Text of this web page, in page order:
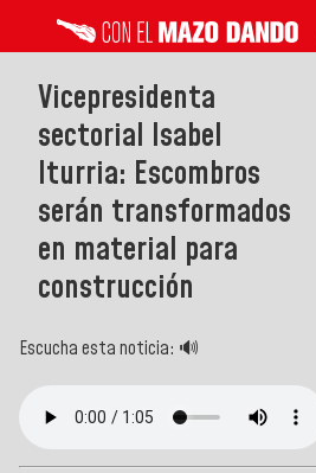
Vicepresidenta
sectorial Isabel
Iturria: Escombros
serán transformados
en material para
construcción
Escucha esta noticia: 🔊